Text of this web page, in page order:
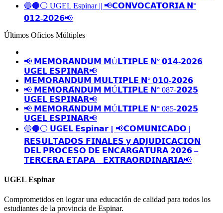
🔵🔴⚪️ UGEL Espinar || 📢𝗖𝗢𝗡𝗩𝗢𝗖𝗔𝗧𝗢𝗥𝗜𝗔 𝗡°
𝟬𝟭𝟮-𝟮𝟬𝟮𝟲📢
Últimos Oficios Múltiples
📢 𝗠𝗘𝗠𝗢𝗥𝗔́𝗡𝗗𝗨𝗠 𝗠Ú𝗟𝗧𝗜𝗣𝗟𝗘 𝗡° 𝟬𝟭𝟰-𝟮𝟬𝟮𝟲
𝗨𝗚𝗘𝗟 𝗘𝗦𝗣𝗜𝗡𝗔𝗥📢
𝗠𝗘𝗠𝗢𝗥𝗔𝗡𝗗𝗨𝗠 𝗠𝗨𝗟𝗧𝗜𝗣𝗟𝗘 𝗡° 𝟬𝟭𝟬-𝟮𝟬𝟮𝟲
📢 𝗠𝗘𝗠𝗢𝗥𝗔́𝗡𝗗𝗨𝗠 𝗠Ú𝗟𝗧𝗜𝗣𝗟𝗘 𝗡° 087-𝟮𝟬𝟮𝟱
𝗨𝗚𝗘𝗟 𝗘𝗦𝗣𝗜𝗡𝗔𝗥📢
📢 𝗠𝗘𝗠𝗢𝗥𝗔́𝗡𝗗𝗨𝗠 𝗠Ú𝗟𝗧𝗜𝗣𝗟𝗘 𝗡° 085-𝟮𝟬𝟮𝟱
𝗨𝗚𝗘𝗟 𝗘𝗦𝗣𝗜𝗡𝗔𝗥📢
🔵🔴⚪️ 𝗨𝗚𝗘𝗟 𝗘𝘀𝗽𝗶𝗻𝗮𝗿 || 📢𝗖𝗢𝗠𝗨𝗡𝗜𝗖𝗔𝗗𝗢 |
𝗥𝗘𝗦𝗨𝗟𝗧𝗔𝗗𝗢𝗦 𝗙𝗜𝗡𝗔𝗟𝗘𝗦 𝘆 𝗔𝗗𝗝𝗨𝗗𝗜𝗖𝗔𝗖𝗜𝗢𝗡
𝗗𝗘𝗟 𝗣𝗥𝗢𝗖𝗘𝗦𝗢 𝗗𝗘 𝗘𝗡𝗖𝗔𝗥𝗚𝗔𝗧𝗨𝗥𝗔 𝟮𝟬𝟮𝟲 –
𝗧𝗘𝗥𝗖𝗘𝗥𝗔 𝗘𝗧𝗔𝗣𝗔 – 𝗘𝗫𝗧𝗥𝗔𝗢𝗥𝗗𝗜𝗡𝗔𝗥𝗜𝗔📢
UGEL Espinar
Comprometidos en lograr una educación de calidad para todos los
estudiantes de la provincia de Espinar.